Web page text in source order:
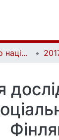
Вісник Київського національного університету імені Тараса Шевченка. Соціальна робота | Bulletin of Taras Shevchenko National University of Kyiv. Social work